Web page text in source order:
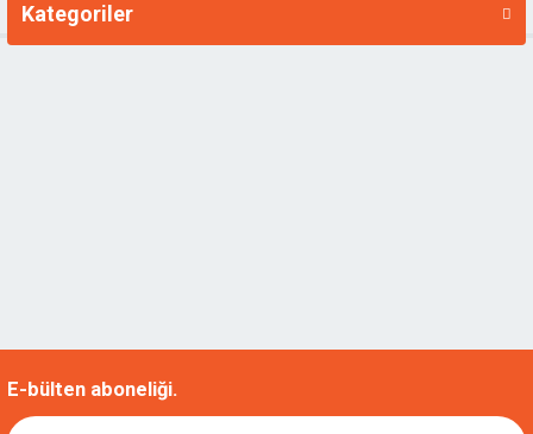
Kategoriler
Markalar
E-bülten aboneliği.